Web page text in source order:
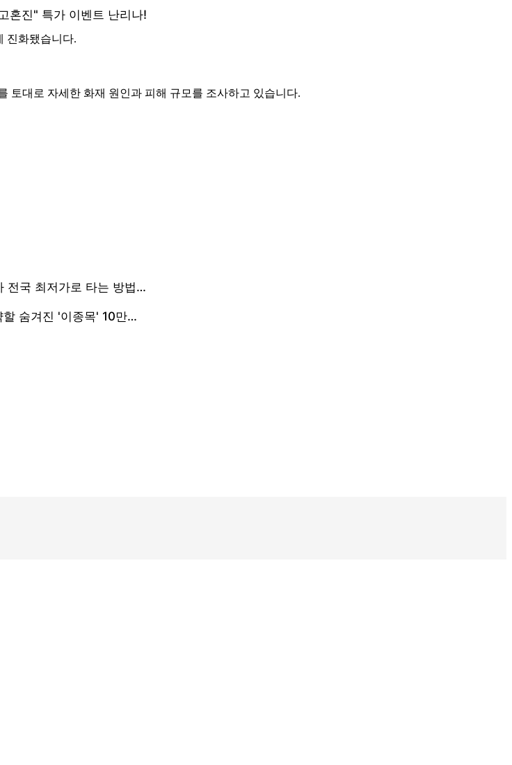
진화됐습니다.
토대로 자세한 화재 원인과 피해 규모를 조사하고 있습니다.